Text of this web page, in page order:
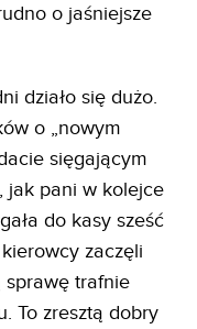
o jaśniejsze
działo się dużo.
o „nowym
sięgającym
jak pani w kolejce
do kasy sześć
zaczęli
sprawę trafnie
To zresztą dobry